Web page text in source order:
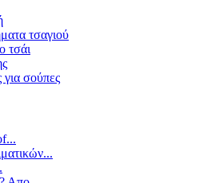
τσαγιού
τσάι
για σούπες